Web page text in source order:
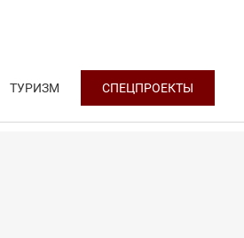
ТУРИЗМ СПЕЦПРОЕКТЫ